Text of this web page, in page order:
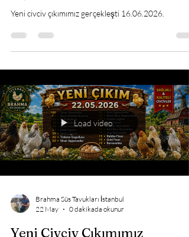
Yeni Civciv Çıkımı 16.06.2026
Load video